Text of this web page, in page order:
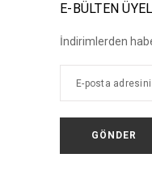
E-BÜLTEN
İndirimlerden
GÖNDER